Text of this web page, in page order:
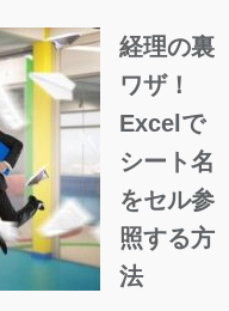
経理の裏
ワザ！
Excelで
シート名
をセル参
照する方
法